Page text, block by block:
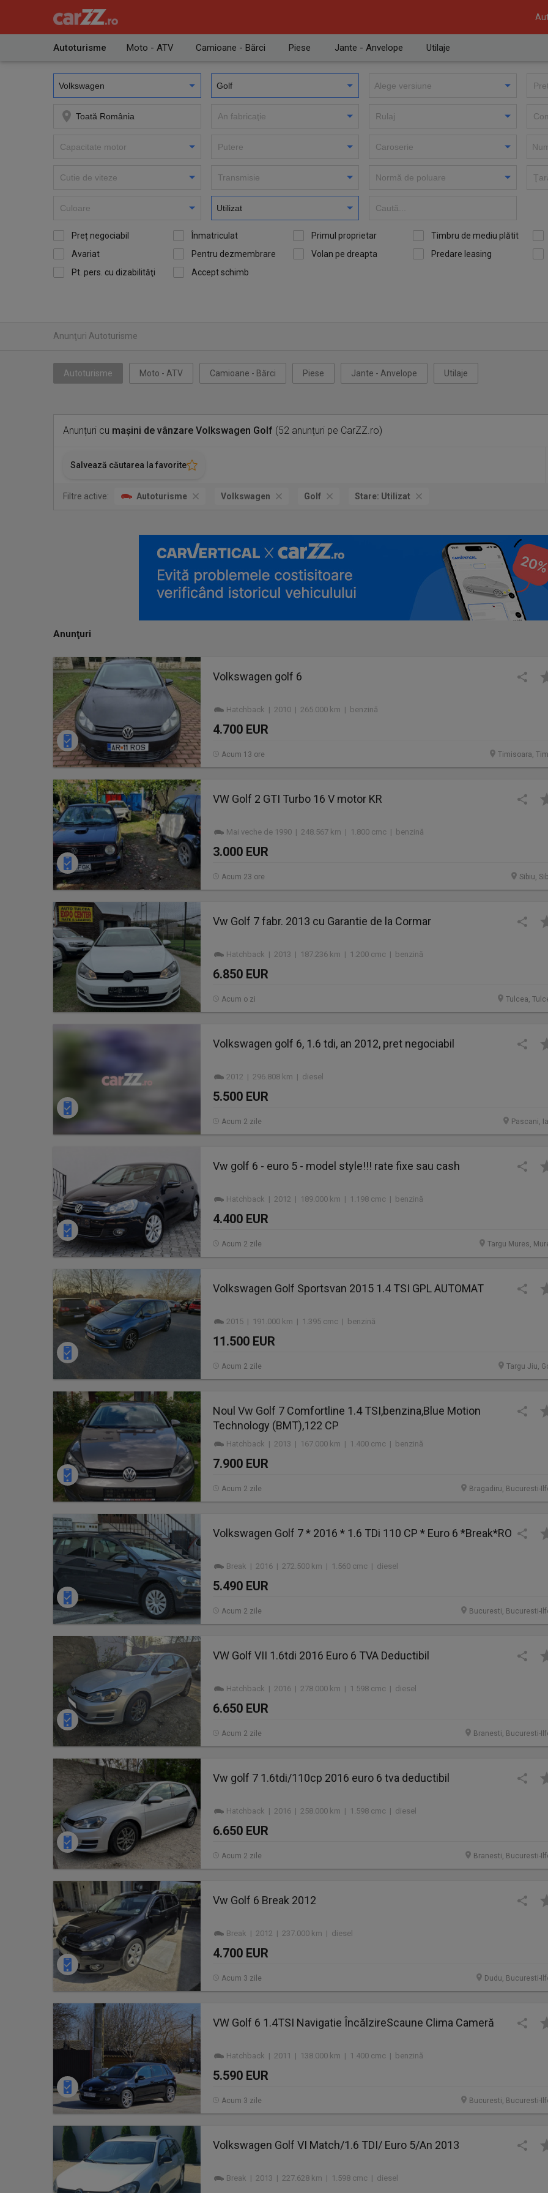
Autoturisme Moto - ATV Camioane - Bărci Piese Jante - Anvelope Utilaje
Preț negociabil Înmatriculat Primul proprietar Timbru de mediu plătit
Avariat
Pentru dezmembrare Volan pe dreapta Predare leasing
Pt. pers. cu dizabilităţi
Accept schimb
Anunţuri Autoturisme
Autoturisme Moto - ATV Camioane - Bărci Piese Jante - Anvelope Utilaje
Anunțuri cu mașini de vânzare Volkswagen Golf (52 anunțuri pe CarZZ.ro)
Salvează căutarea la favorite
Filtre active: Autoturisme Volkswagen Golf Stare: Utilizat
Anunţuri
Volkswagen golf 6
Hatchback | 2010 | 265.000 km | benzină
4.700 EUR
Timisoara,
Acum 13 ore
VW Golf 2 GTI Turbo 16 V motor KR
Mai veche de 1990 | 248.567 km | 1.800 cmc | benzină
3.000 EUR
Sibiu,
Acum 23 ore
Vw Golf 7 fabr. 2013 cu Garantie de la Cormar
Hatchback | 2013 | 187.236 km | 1.200 cmc | benzină
6.850 EUR
Tulcea,
Acum o zi
Volkswagen golf 6, 1.6 tdi, an 2012, pret negociabil
2012 | 296.808 km | diesel
5.500 EUR
Pascani,
Acum 2 zile
Vw golf 6 - euro 5 - model style!!! rate fixe sau cash
Hatchback | 2012 | 189.000 km | 1.198 cmc | benzină
4.400 EUR
Targu Mures,
Acum 2 zile
Volkswagen Golf Sportsvan 2015 1.4 TSI GPL AUTOMAT
2015 | 191.000 km | 1.395 cmc | benzină
11.500 EUR
Targu Jiu,
Acum 2 zile
Noul Vw Golf 7 Comfortline 1.4 TSI,benzina,Blue Motion
Technology (BMT),122 CP
Hatchback | 2013 | 167.000 km | 1.400 cmc | benzină
7.900 EUR
Bragadiru, Bucuresti-
Acum 2 zile
Volkswagen Golf 7 * 2016 * 1.6 TDi 110 CP * Euro 6 *Break*RO
Break | 2016 | 272.500 km | 1.560 cmc | diesel
5.490 EUR
Bucuresti, Bucuresti-
Acum 2 zile
VW Golf VII 1.6tdi 2016 Euro 6 TVA Deductibil
Hatchback | 2016 | 278.000 km | 1.598 cmc | diesel
6.650 EUR
Branesti, Bucuresti-
Acum 2 zile
Vw golf 7 1.6tdi/110cp 2016 euro 6 tva deductibil
Hatchback | 2016 | 258.000 km | 1.598 cmc | diesel
6.650 EUR
Branesti, Bucuresti-
Acum 2 zile
Vw Golf 6 Break 2012
Break | 2012 | 237.000 km | diesel
4.700 EUR
Dudu, Bucuresti-
Acum 3 zile
VW Golf 6 1.4TSI Navigatie ÎncălzireScaune Clima Cameră
Hatchback | 2011 | 138.000 km | 1.400 cmc | benzină
5.590 EUR
Bucuresti, Bucuresti-
Acum 3 zile
Volkswagen Golf VI Match/1.6 TDI/ Euro 5/An 2013
Break | 2013 | 227.628 km | 1.598 cmc | diesel